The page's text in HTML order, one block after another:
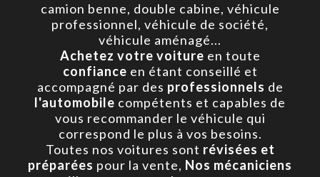
camion benne, double cabine, véhicule
professionnel, véhicule de société,
véhicule aménagé...
Achetez votre voiture en toute
confiance en étant conseillé et
accompagné par des professionnels de
l'automobile compétents et capables de
vous recommander le véhicule qui
correspond le plus à vos besoins.
Toutes nos voitures sont révisées et
préparées pour la vente, Nos mécaniciens